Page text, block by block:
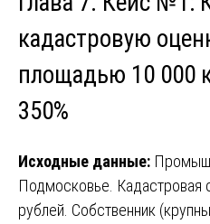
кадастровую
площадью 10 000
350%
Исходные данные:
Подмосковье. Кадастровая
рублей. Собственник